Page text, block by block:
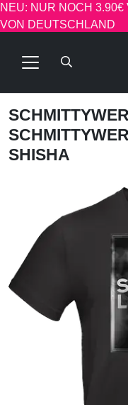
NEU: NUR NOCH
VON DEUTSCHLAND
SHISHA